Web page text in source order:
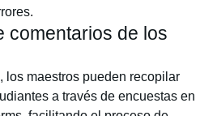
comentarios de los
los maestros pueden recopilar
a través de encuestas en